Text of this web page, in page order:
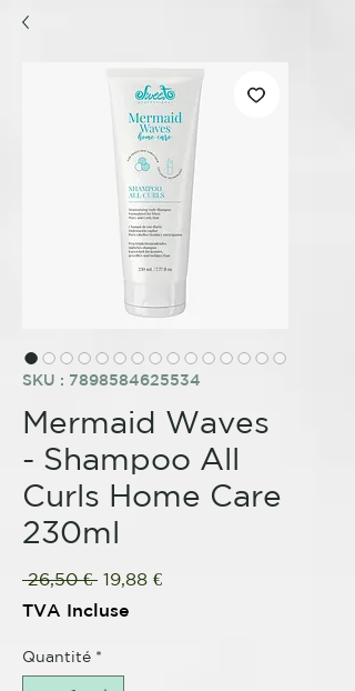
SKU : 7898584625534
Mermaid Waves
- Shampoo All
Curls Home Care
230ml
26,50 € Prix
original
19,88 €Prix
TVA Incluse
Quantité *